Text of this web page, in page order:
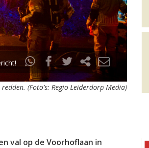
(Foto's: Regio Leiderdorp Media)
val op de Voorhoflaan in